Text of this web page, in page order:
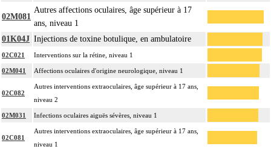
02M081
Autres affections oculaires, âge supérieur à 17
ans, niveau 1
01K04J Injections de toxine botulique, en ambulatoire
02C021 Interventions sur la rétine, niveau 1
02M041 Affections oculaires d'origine neurologique, niveau 1
02C082
Autres interventions extraoculaires, âge supérieur à 17 ans,
niveau 2
02M031 Infections oculaires aiguës sévères, niveau 1
02C081
Autres interventions extraoculaires, âge supérieur à 17 ans,
niveau 1